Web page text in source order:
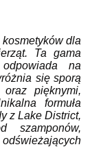
dla
Ta gama
na
się sporą
oraz pięknymi,
formuła
z Lake District,
szamponów,